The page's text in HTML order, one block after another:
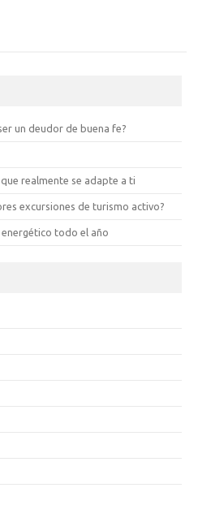
un deudor de buena fe?
realmente se adapte a ti
excursiones de turismo activo?
todo el año